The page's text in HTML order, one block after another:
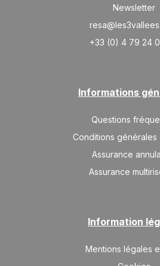
Newsletter
+33 (0) 4 79 24
Informations
Questions
Conditions
Assurance
Assurance
Information
Mentions légales